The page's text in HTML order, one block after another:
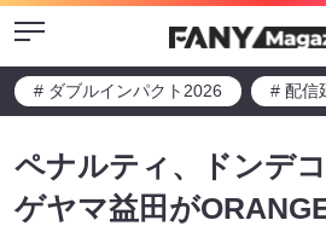
Menu
# ダブルインパクト2026 # 配信
ペナルティ、ドンデ
ゲヤマ益田が